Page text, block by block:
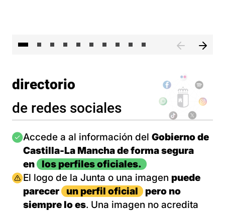
directorio
de redes sociales
Imagen
Accede a al información del Gobierno de
Castilla-La Mancha de forma segura
en
los perfiles oficiales.
Imagen
El logo de la Junta o una imagen puede
parecer
un perfil oficial
pero no
siempre lo es. Una imagen no acredita